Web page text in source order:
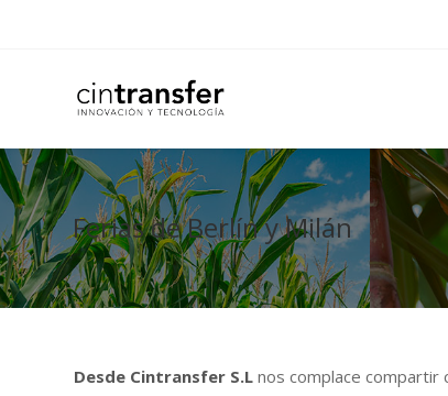
Ferias de Berlín y Milán
Desde Cintransfer S.L nos complace